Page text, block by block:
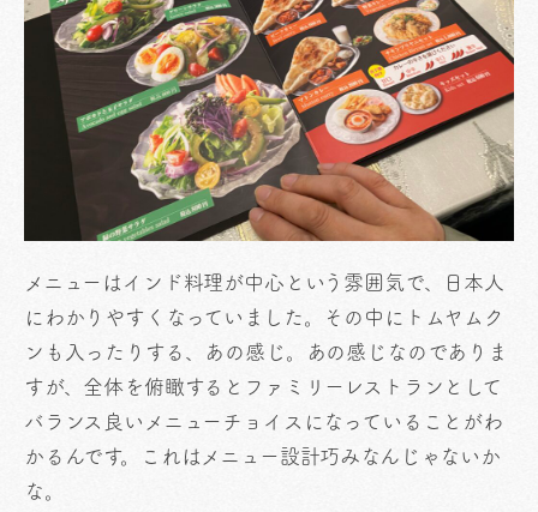
メニューはインド料理が中心という雰囲気で、日本人
にわかりやすくなっていました。その中にトムヤムク
ンも入ったりする、あの感じ。あの感じなのでありま
すが、全体を俯瞰するとファミリーレストランとして
バランス良いメニューチョイスになっていることがわ
かるんです。これはメニュー設計巧みなんじゃないか
な。